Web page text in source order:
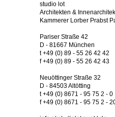
studio lot
Architekten &
Kammerer Lorber Prabst
Pariser Straße 42
D - 81667 München
t +49 (0) 89 - 55 26 42 42
f +49 (0) 89 - 55 26 42 43
Neuöttinger Straße 32
D - 84503 Altötting
t +49 (0) 8671 - 95 75 2 - 0
f +49 (0) 8671 - 95 75 2 -